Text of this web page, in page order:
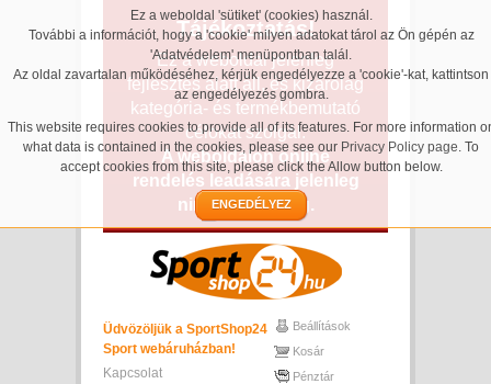
Ez a weboldal 'sütiket' (cookies) használ.
További a információt, hogy a 'cookie' milyen adatokat tárol az Ön gépén az
'Adatvédelem' menüpontban talál.
Az oldal zavartalan működéséhez, kérjük engedélyezze a 'cookie'-kat, kattintson
az engedélyezés gombra.
This website requires cookies to provide all of its features. For more information
what data is contained in the cookies, please see our Privacy Policy page. To
accept cookies from this site, please click the Allow button below.
ENGEDÉLYEZ
Tájékoztatás!
Ez a weboldal jelenleg
fejlesztés alatt áll, és kizárólag
kategória- és termékbemutató
célokat szolgál.
A weboldalon online
rendelés leadására jelenleg
nincs lehetőség.
Üdvözöljük a SportShop24
Sport webáruházban!
Kapcsolat
Beállítások
Kosár
Pénztár